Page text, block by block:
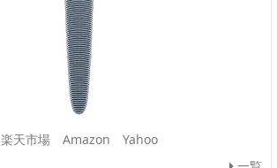
楽天市場 Amazon
Yahoo